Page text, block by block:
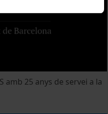
amb 25 anys de servei a la